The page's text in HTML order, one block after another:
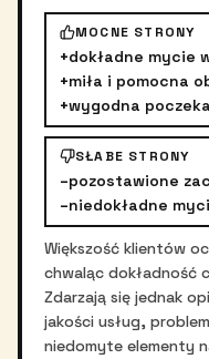
MOCNE STRONY
+dokładne mycie
+miła i pomocna
+wygodna
SŁABE STRONY
–pozostawione
–niedokładne
Większość klientów
chwaląc dokładność
Zdarzają się jednak
jakości usług,
niedomyte elementy